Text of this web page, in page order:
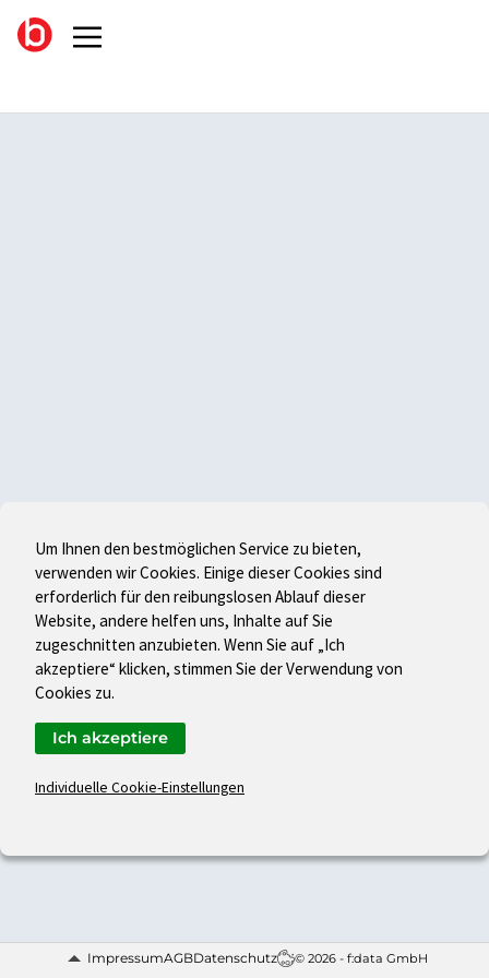
ImpressumAGBDatenschutz © 2026 - f:data GmbH
Um Ihnen den bestmöglichen Service zu bieten,
verwenden wir Cookies. Einige dieser Cookies sind
erforderlich für den reibungslosen Ablauf dieser
Website, andere helfen uns, Inhalte auf Sie
zugeschnitten anzubieten. Wenn Sie auf „Ich
akzeptiere“ klicken, stimmen Sie der Verwendung von
Cookies zu.
Individuelle Cookie-Einstellungen
Ich akzeptiere